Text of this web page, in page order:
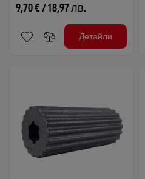
9,70 € / 18,97 лв.
Детайли